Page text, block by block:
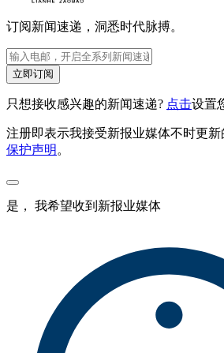
订阅新闻速递，洞悉时代脉搏。
立即订阅
只想接收感兴趣的新闻速递? 点击设置
注册即表示我接受新报业媒体不时更新
保护声明 。
是， 我希望收到新报业媒体